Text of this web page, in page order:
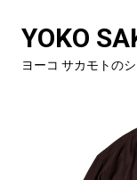
YOKO
ヨーコ サカモトの